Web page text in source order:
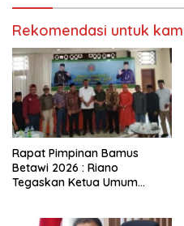
Rekomendasi untuk
Rapat Pimpinan Bamus
Betawi 2026 : Riano
Tegaskan Ketua Umum